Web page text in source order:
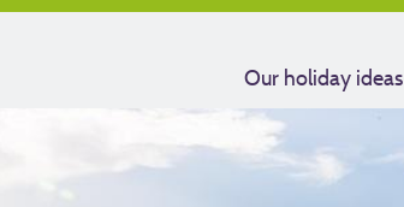
Our holiday ideas